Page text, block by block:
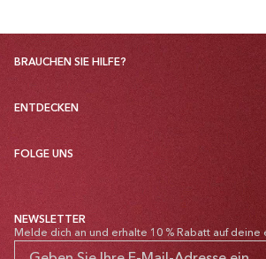
BRAUCHEN SIE HILFE?
ENTDECKEN
FOLGE UNS
NEWSLETTER
Melde dich an und erhalte 10 % Rabatt auf deine